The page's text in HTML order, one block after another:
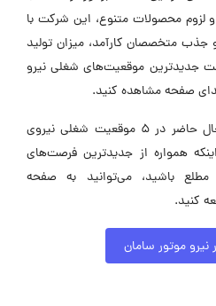
و لزوم محصولات متنوع، این شرکت با
متخصصان کارآمد، میزان تولید
جدیدترین موقعیت‌های شغلی نیرو
صفحه مشاهده کنید.
نیرو موتور سامان در حال حاضر در ۵ موقعیت شغلی نیروی
همواره از جدیدترین فرصت‌های
مطلع باشید، می‌توانید به صفحه
کنید.
موتور سامان